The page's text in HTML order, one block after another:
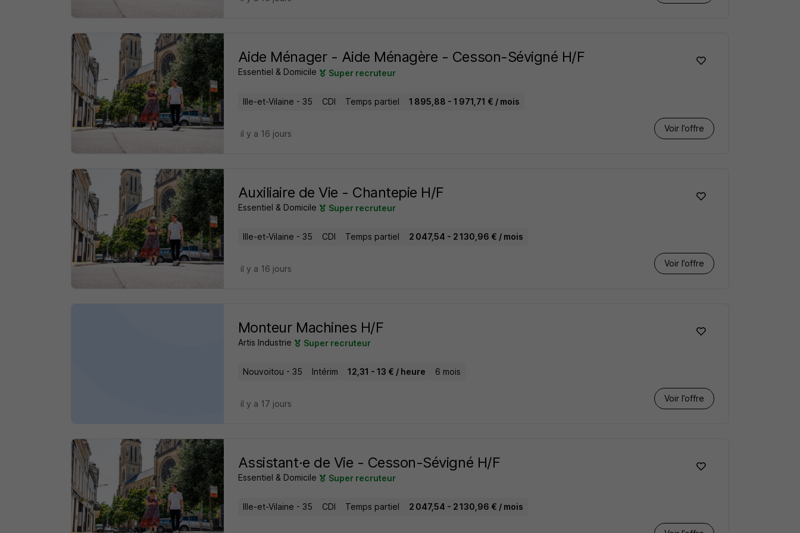
Aide Ménager - Aide Ménagère - Cesson-Sévigné H/F
Essentiel & Domicile Super recruteur
Ille-et-Vilaine - 35 CDI Temps partiel 1 895,88 - 1 971,71 € / mois
Voir l’offre
il y a 16 jours
Auxiliaire de Vie - Chantepie H/F
Essentiel & Domicile Super recruteur
Ille-et-Vilaine - 35 CDI Temps partiel 2 047,54 - 2 130,96 € / mois
Voir l’offre
il y a 16 jours
Monteur Machines H/F
Artis Industrie Super recruteur
Nouvoitou - 35 Intérim 12,31 - 13 € / heure 6 mois
Voir l’offre
il y a 17 jours
Assistant·e de Vie - Cesson-Sévigné H/F
Essentiel & Domicile Super recruteur
Ille-et-Vilaine - 35 CDI Temps partiel 2 047,54 - 2 130,96 € / mois